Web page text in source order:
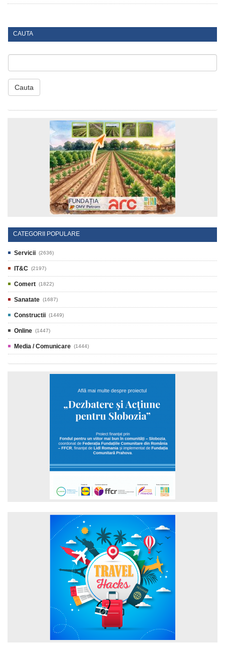
CAUTA
Cauta
CATEGORII POPULARE
Servicii (2636)
IT&C (2197)
Comert (1822)
Sanatate (1687)
Constructii (1449)
Online (1447)
Media / Comunicare (1444)